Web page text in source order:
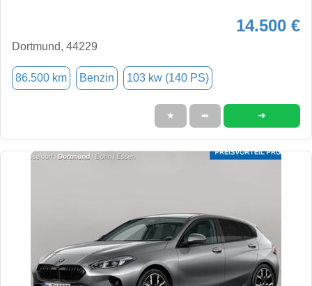
14.500 €
Dortmund, 44229
86.500 km Benzin 103 kw (140 PS)
★ ➦ ➜